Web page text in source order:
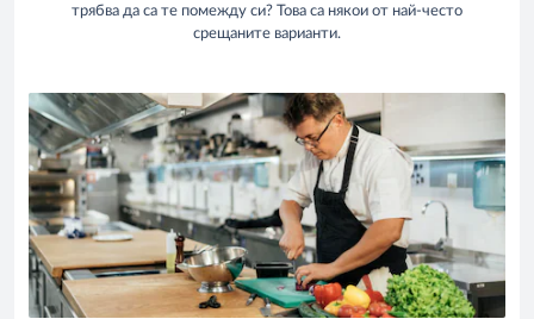
трябва да са те помежду си? Това са някои от най-често
срещаните варианти.